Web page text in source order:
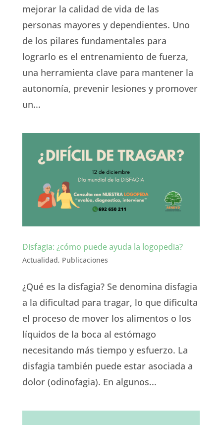
mejorar la calidad de vida de las
personas mayores y dependientes. Uno
de los pilares fundamentales para
lograrlo es el entrenamiento de fuerza,
una herramienta clave para mantener la
autonomía, prevenir lesiones y promover
un...
Disfagia: ¿cómo puede ayuda la logopedia?
Actualidad, Publicaciones
¿Qué es la disfagia? Se denomina disfagia
a la dificultad para tragar, lo que dificulta
el proceso de mover los alimentos o los
líquidos de la boca al estómago
necesitando más tiempo y esfuerzo. La
disfagia también puede estar asociada a
dolor (odinofagia). En algunos...